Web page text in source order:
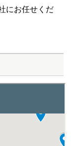
にお任せくだ